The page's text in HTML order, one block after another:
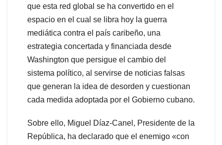
que esta red global se ha convertido en el
espacio en el cual se libra hoy la guerra
mediática contra el país caribeño, una
estrategia concertada y financiada desde
Washington que persigue el cambio del
sistema político, al servirse de noticias falsas
que generan la idea de desorden y cuestionan
cada medida adoptada por el Gobierno cubano.
Sobre ello, Miguel Díaz-Canel, Presidente de la
República, ha declarado que el enemigo «con